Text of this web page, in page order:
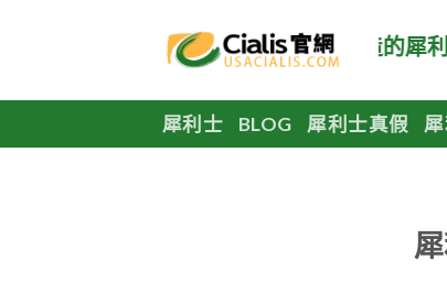
國犀利士官網，正品美國原廠製造的犀利士
犀利士 BLOG 犀利士真假